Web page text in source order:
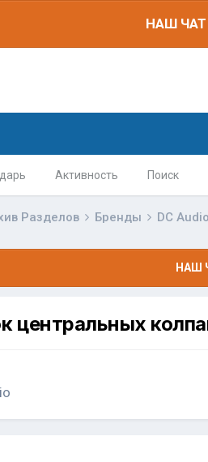
НАШ
Активность Поиск
Разделов Бренды DC Audio
НАШ
центральных